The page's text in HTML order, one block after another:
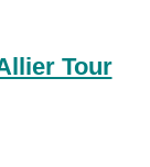
Tour